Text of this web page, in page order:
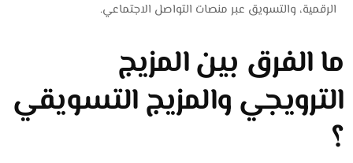
الرقمية، والتسويق عبر منصات التواصل الاجتماعي.
ما الفرق بين المزيج
الترويجي والمزيج التسويقي
؟